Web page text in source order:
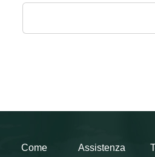
regolamento completo è
card/terms---
Come Assistenza